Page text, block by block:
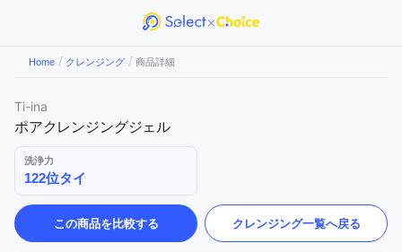
Home / クレンジング / 商品詳細
Ti-ina
ポアクレンジングジェル
洗浄力
122位タイ
この商品を比較する クレンジング一覧へ戻る